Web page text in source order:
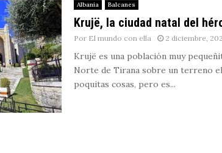
Albania Balcanes
Krujë, la ciudad natal del
Por El mundo con ella 2 diciembre,
Krujë es una población muy
Norte de Tirana sobre un terreno
poquitas cosas, pero es...